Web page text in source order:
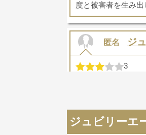
度と被害者を生み出
匿名 ジ
3
ジュビリーエース
匿名 ジ
ジュビリーエ